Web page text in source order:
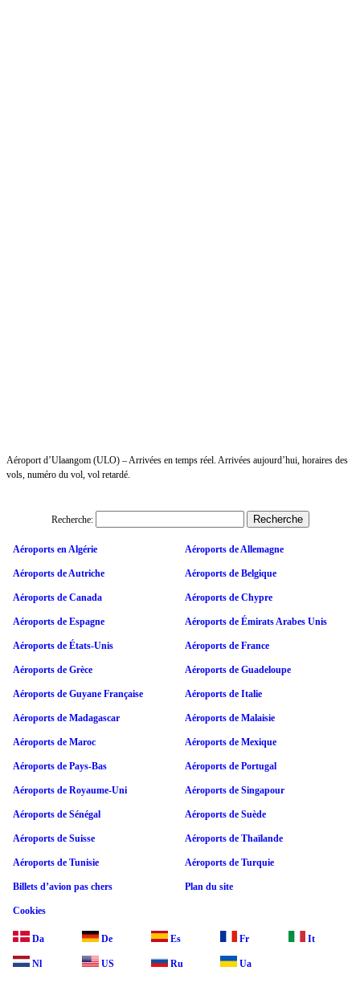
Aéroport d’Ulaangom (ULO) – Arrivées en temps réel. Arrivées aujourd’hui, horaires des
vols, numéro du vol, vol retardé.
Recherche:
Aéroports en Algérie Aéroports de Allemagne
Aéroports de Autriche Aéroports de Belgique
Aéroports de Canada Aéroports de Chypre
Aéroports de Espagne Aéroports de Émirats Arabes Unis
Aéroports de États-Unis Aéroports de France
Aéroports de Grèce Aéroports de Guadeloupe
Aéroports de Guyane Française Aéroports de Italie
Aéroports de Madagascar Aéroports de Malaisie
Aéroports de Maroc Aéroports de Mexique
Aéroports de Pays-Bas Aéroports de Portugal
Aéroports de Royaume-Uni Aéroports de Singapour
Aéroports de Sénégal Aéroports de Suède
Aéroports de Suisse Aéroports de Thaïlande
Aéroports de Tunisie Aéroports de Turquie
Billets d’avion pas chers Plan du site
Cookies
Da De Es Fr It
Nl US Ru Ua